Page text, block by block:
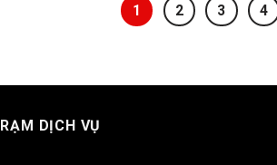
1 2 3 4
DỊCH VỤ